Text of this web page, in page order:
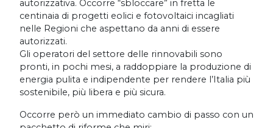
autorizzativa. Occorre “sbloccare” in fretta le
centinaia di progetti eolici e fotovoltaici incagliati
nelle Regioni che aspettano da anni di essere
autorizzati.
Gli operatori del settore delle rinnovabili sono
pronti, in pochi mesi, a raddoppiare la produzione di
energia pulita e indipendente per rendere l’Italia più
sostenibile, più libera e più sicura.
Occorre però un immediato cambio di passo con un